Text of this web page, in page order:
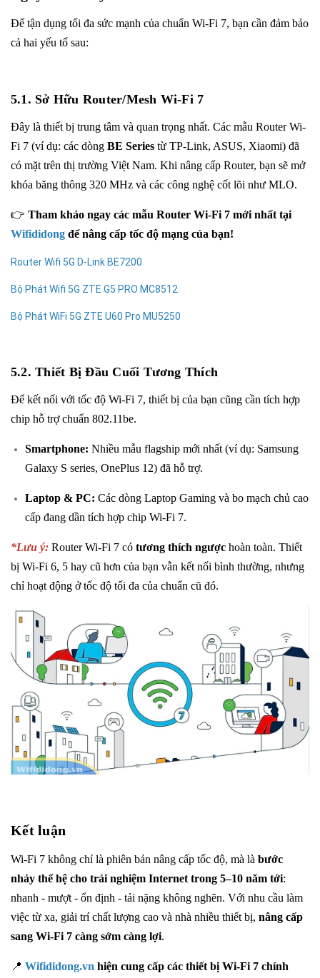
Để tận dụng tối đa sức mạnh của chuẩn Wi-Fi 7, bạn cần đảm bảo
cả hai yếu tố sau:
5.1. Sở Hữu Router/Mesh Wi-Fi 7
Đây là thiết bị trung tâm và quan trọng nhất. Các mẫu Router Wi-
Fi 7 (ví dụ: các dòng BE Series từ TP-Link, ASUS, Xiaomi) đã
có mặt trên thị trường Việt Nam. Khi nâng cấp Router, bạn sẽ mở
khóa băng thông 320 MHz và các công nghệ cốt lõi như MLO.
👉 Tham khảo ngay các mẫu Router Wi-Fi 7 mới nhất tại
Wifididong để nâng cấp tốc độ mạng của bạn!
Router Wifi 5G D-Link BE7200
Bộ Phát Wifi 5G ZTE G5 PRO MC8512
Bộ Phát WiFi 5G ZTE U60 Pro MU5250
5.2. Thiết Bị Đầu Cuối Tương Thích
Để kết nối với tốc độ Wi-Fi 7, thiết bị của bạn cũng cần tích hợp
chip hỗ trợ chuẩn 802.11be.
Smartphone: Nhiều mẫu flagship mới nhất (ví dụ: Samsung
Galaxy S series, OnePlus 12) đã hỗ trợ.
Laptop & PC: Các dòng Laptop Gaming và bo mạch chủ cao
cấp đang dần tích hợp chip Wi-Fi 7.
*Lưu ý: Router Wi-Fi 7 có tương thích ngược hoàn toàn. Thiết
bị Wi-Fi 6, 5 hay cũ hơn của bạn vẫn kết nối bình thường, nhưng
chỉ hoạt động ở tốc độ tối đa của chuẩn cũ đó.
Kết luận
Wi-Fi 7 không chỉ là phiên bản nâng cấp tốc độ, mà là bước
nhảy thế hệ cho trải nghiệm Internet trong 5–10 năm tới:
nhanh - mượt - ổn định - tải nặng không nghẽn. Với nhu cầu làm
việc từ xa, giải trí chất lượng cao và nhà nhiều thiết bị, nâng cấp
sang Wi-Fi 7 càng sớm càng lợi.
📍 Wifididong.vn hiện cung cấp các thiết bị Wi-Fi 7 chính